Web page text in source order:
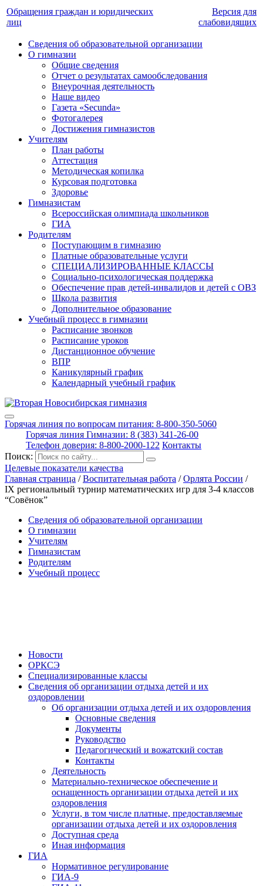
Обращения граждан и юридических
лиц
Версия для
слабовидящих
Сведения об образовательной организации
О гимназии
Общие сведения
Отчет о результатах самообследования
Внеурочная деятельность
Наше видео
Газета «Secunda»
Фотогалерея
Достижения гимназистов
Учителям
План работы
Аттестация
Методическая копилка
Курсовая подготовка
Здоровье
Гимназистам
Всероссийская олимпиада школьников
ГИА
Родителям
Поступающим в гимназию
Платные образовательные услуги
СПЕЦИАЛИЗИРОВАННЫЕ КЛАССЫ
Социально-психологическая поддержка
Обеспечение прав детей-инвалидов и детей с ОВЗ
Школа развития
Дополнительное образование
Учебный процесс в гимназии
Расписание звонков
Расписание уроков
Дистанционное обучение
ВПР
Каникулярный график
Календарный учебный график
Горячая линия по вопросам питания: 8-800-350-5060
Горячая линия Гимназии: 8 (383) 341-26-00
Телефон доверия: 8-800-2000-122 Контакты
Поиск:
Целевые показатели качества
Главная страница /Воспитательная работа /Орлята России /
IX региональный турнир математических игр для 3-4 классов
“Совёнок”
Сведения об образовательной организации
О гимназии
Учителям
Гимназистам
Родителям
Учебный процесс
Новости
ОРКСЭ
Специализированные классы
Сведения об организации отдыха детей и их
оздоровлении
Об организации отдыха детей и их оздоровления
Основные сведения
Документы
Руководство
Педагогический и вожатский состав
Контакты
Деятельность
Материально-техническое обеспечение и
оснащенность организации отдыха детей и их
оздоровления
Услуги, в том числе платные, предоставляемые
организации отдыха детей и их оздоровления
Доступная среда
Иная информация
ГИА
Нормативное регулирование
ГИА-9